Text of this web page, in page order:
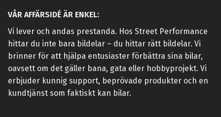
VÅR AFFÄRSIDÉ ÄR ENKEL:
Vi lever och andas prestanda. Hos Street Performance
hittar du inte bara bildelar – du hittar rätt bildelar. Vi
brinner för att hjälpa entusiaster förbättra sina bilar,
oavsett om det gäller bana, gata eller hobbyprojekt. Vi
erbjuder kunnig support, beprövade produkter och en
kundtjänst som faktiskt kan bilar.